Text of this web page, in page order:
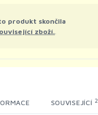
produkt skončila
zboží.
SOUVISEJÍCÍ 2